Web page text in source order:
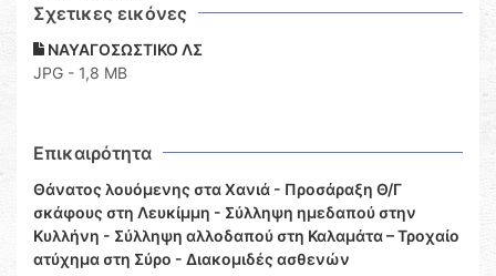
Σχετικες εικόνες
ΝΑΥΑΓΟΣΩΣΤΙΚΟ ΛΣ
JPG - 1,8 MB
Επικαιρότητα
Θάνατος λουόμενης στα Χανιά - Προσάραξη Θ/Γ
σκάφους στη Λευκίμμη - Σύλληψη ημεδαπού στην
Κυλλήνη - Σύλληψη αλλοδαπού στη Καλαμάτα – Τροχαίο
ατύχημα στη Σύρο - Διακομιδές ασθενών